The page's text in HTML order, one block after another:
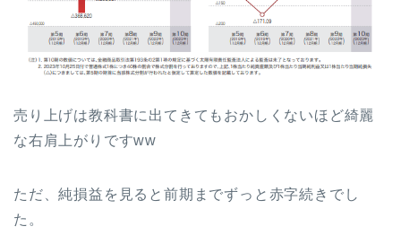
売り上げは教科書に出てきてもおかしくないほど綺麗
な右肩上がりですww
ただ、純損益を見ると前期までずっと赤字続きでし
た。